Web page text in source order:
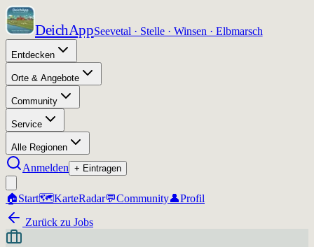
DeichAppSeevetal · Stelle · Winsen · Elbmarsch
Entdecken
Orte & Angebote
Community
Service
Alle Regionen
Anmelden + Eintragen
🏠Start🗺️KarteRadar💬Community👤Profil
Zurück zu Jobs